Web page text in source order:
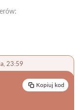
23:59
Kopiuj kod